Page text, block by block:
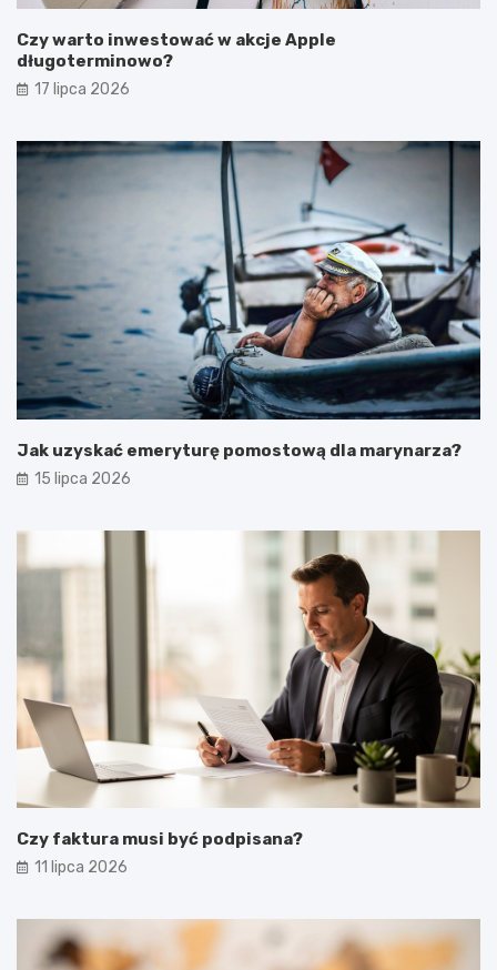
Czy warto inwestować w akcje Apple
długoterminowo?
17 lipca 2026
Jak uzyskać emeryturę pomostową dla marynarza?
15 lipca 2026
Czy faktura musi być podpisana?
11 lipca 2026